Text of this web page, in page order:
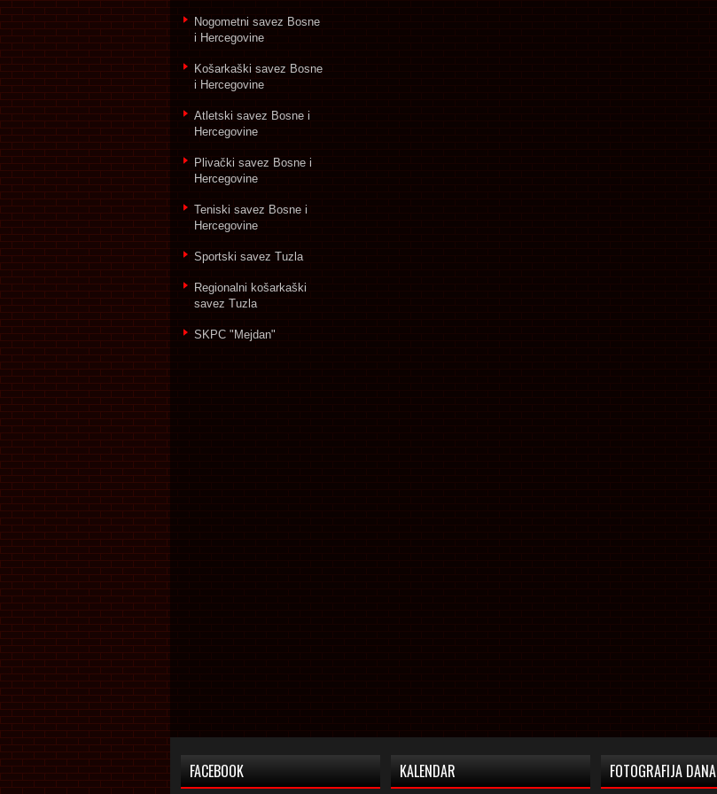
Nogometni savez Bosne
i Hercegovine
Košarkaški savez Bosne
i Hercegovine
Atletski savez Bosne i
Hercegovine
Plivački savez Bosne i
Hercegovine
Teniski savez Bosne i
Hercegovine
Sportski savez Tuzla
Regionalni košarkaški
savez Tuzla
SKPC "Mejdan"
FACEBOOK KALENDAR FOTOGRAFIJA DANA